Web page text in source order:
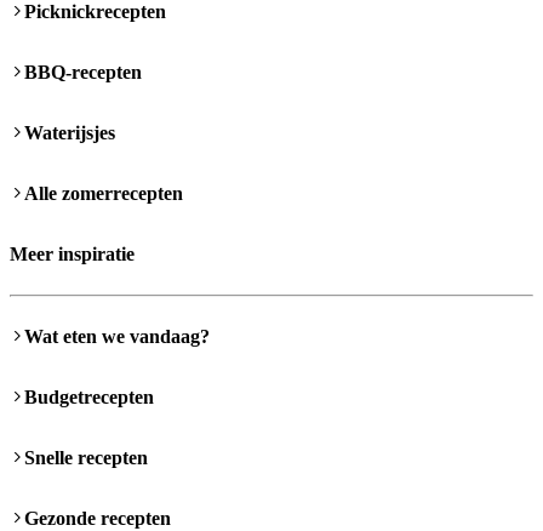
Picknickrecepten
BBQ-recepten
Waterijsjes
Alle zomerrecepten
Meer inspiratie
Wat eten we vandaag?
Budgetrecepten
Snelle recepten
Gezonde recepten